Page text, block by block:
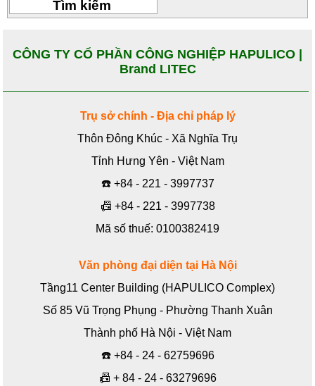
CÔNG TY CỔ PHẦN CÔNG NGHIỆP HAPULICO |
Brand LITEC
Trụ sở chính - Địa chỉ pháp lý
Thôn Đông Khúc - Xã Nghĩa Trụ
Tỉnh Hưng Yên - Việt Nam
☎️ +84 - 221 - 3997737
📠 +84 - 221 - 3997738
Mã số thuế: 0100382419
Văn phòng đại diện tại Hà Nội
Tầng11 Center Building (HAPULICO Complex)
Số 85 Vũ Trọng Phụng - Phường Thanh Xuân
Thành phố Hà Nội - Việt Nam
☎️ +84 - 24 - 62759696
📠 + 84 - 24 - 63279696